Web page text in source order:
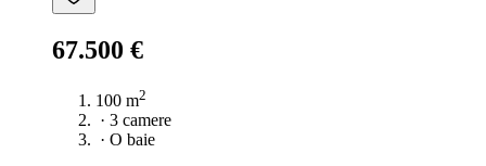
67.500 €
100 m2
· 3 camere
· O baie